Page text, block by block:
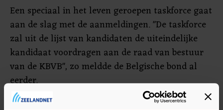
Een speciaal in het leven geroepen taskforce gaat
aan de slag met de aanmeldingen. "De taskforce
zal uit de lijst van kandidaten de uiteindelijke
kandidaat voordragen aan de raad van bestuur
van de KBVB", zo meldde de Belgische bond al
eerder.
Martínez maakte direct na de uitschakeling van